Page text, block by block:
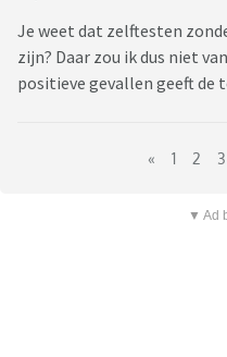
Je weet dat zelftesten
zijn? Daar zou ik dus niet
positieve gevallen geeft de
« 1 2 3
▼ Ad